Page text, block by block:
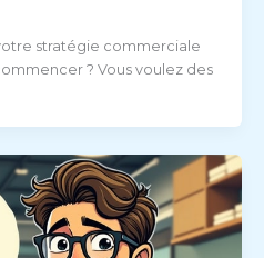
stratégie commerciale
? Vous voulez des